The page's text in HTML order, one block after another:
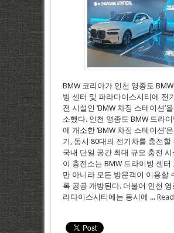
BMW 코리아가 인천 영종도
빙 센터 및 파라다이스시티에 전
전 시설인 ‘BMW 차징 스테이션’
소했다. 인천 영종도 BMW 드라이
에 개소한 ‘BMW 차징 스테이션’
기, 동시 80대의 전기차를 충전할
국내 단일 공간 최대 규모 충전 시
이 충전소는 BMW 드라이빙 센터
만 아니라 모든 방문객이 이용할
록 공공 개방된다. 더불어 인천 영
라다이스시티에는 동시에 ...